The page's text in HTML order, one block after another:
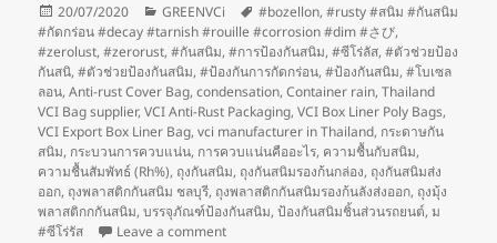
Posted
on
20/07/2020 Categories
GREENVCi Tags
#bozellon,#rusty #สนิม #กันสนิม
#กัดกร่อน #decay #tarnish #rouille #corrosion #dim #さび,
#zerolust,#zerorust,#กันสนิม,#การป้องกันสนิม,#ซีโร่ลัส,#ตัวช่วยป้อง
กันสนิ,#ตัวช่วยป้องกันสนิม,#ป้องกันการกัดกร่อน,#ป้องกันสนิม,#โบเซล
ลอน,Anti-rust Cover Bag,condensation,Container rain,Thailand
VCI Bag supplier,VCI Anti-Rust Packaging,VCI Box Liner Poly Bags,
VCI Export Box Liner Bag,vci manufacturer in Thailand, กระดาษกัน
สนิม, กระบวนการควบแน่น, การควบแน่นคืออะไร, ความชื้นกับสนิม,
ความชื้นสัมพัทธ์ (Rh%), ถุงกันสนิม, ถุงกันสนิมรองก้นกล่อง, ถุงกันสนิมส่ง
ออก, ถุงพลาสติกกันสนิม ชลบุรี, ถุงพลาสติกกันสนิมรองก้นลังส่งออก, ถุงมุ้ง
พลาสติกกกันสนิม,บรรจุภัณฑ์ป้องกันสนิม,ป้องกันสนิมชิ้นส่วนรถยนต์,ม
#ซีโร่รัส
Leave a commenton สาเหตุและปัจจัยของการเสื่อมสภาพ(กัดกร่อ